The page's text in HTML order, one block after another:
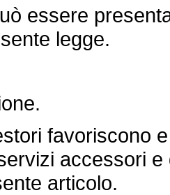
essere
legge.
favoriscono e
accessori
articolo.